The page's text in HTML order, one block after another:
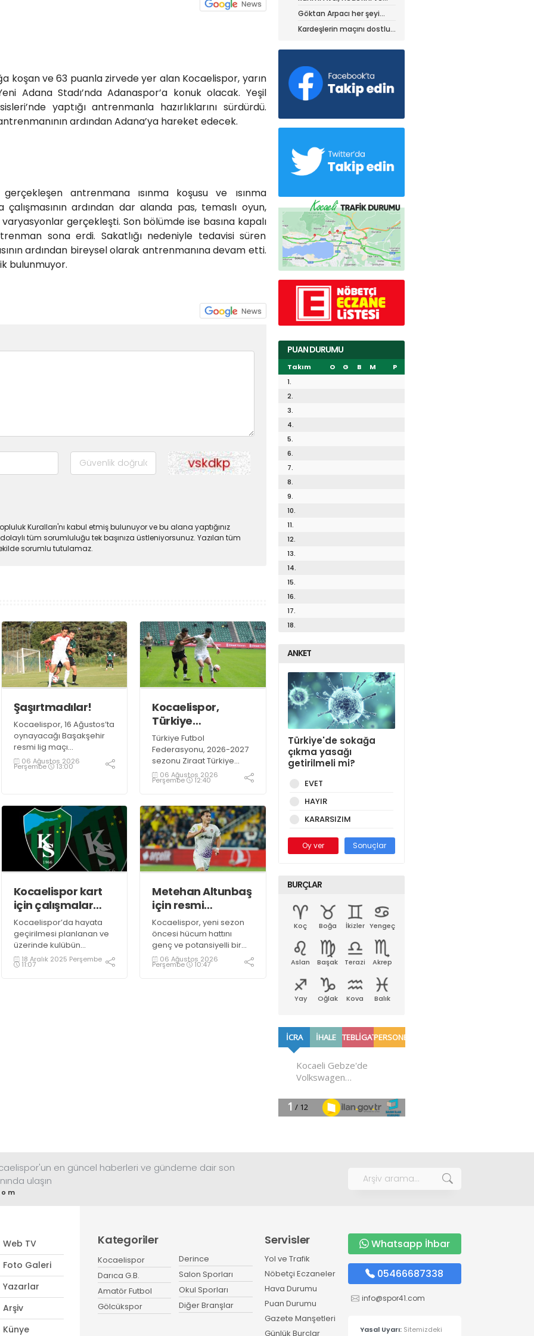
koşan ve 63 puanla zirvede yer alan Kocaelispor, yarın
Adana Stadı’nda Adanaspor’a konuk olacak. Yeşil
yaptığı antrenmanla hazırlıklarını sürdürdü.
ardından Adana’ya hareket edecek.
antrenmana ısınma koşusu ve ısınma
ardından dar alanda pas, temaslı oyun,
gerçekleşti. Son bölümde ise basına kapalı
sona erdi. Sakatlığı nedeniyle tedavisi süren
ardından bireysel olarak antrenmanına devam etti.
bulunmuyor.
Kuralları'nı kabul etmiş bulunuyor ve bu alana yaptığınız
tüm sorumluluğu tek başınıza üstleniyorsunuz. Yazılan tüm
sorumlu tutulamaz.
Şaşırtmadılar!
Kocaelispor, 16 Ağustos’ta
oynayacağı Başakşehir
resmi lig maçı
öncesindeki son hazırlık
maçında 9 Ağustos Pazar
karşılaşacak.
06 Ağustos 2026
Perşembe 13:00
Kocaelispor,
Türkiye
Kupası'ndaki ilk
maçını hangi
turda oynayacak?
Türkiye Futbol
Federasyonu, 2026-2027
sezonu Ziraat Türkiye
Kupası maç takvimini
duyurdu. İlk düdük 15-17
arasında oynanacak 1.
Eleme Turu
karşılaşmalarıyla çalacak.
06 Ağustos 2026
Perşembe 12:40
Kocaelispor kart
için çalışmalar
sürüyor!
Kocaelispor’da hayata
geçirilmesi planlanan ve
üzerinde kulübün
logosunun olacağı kredi
kartı ile ilgili çalışmalar
18 Aralık 2025 Perşembe
11:07
Metehan Altunbaş
için resmi
açıklama
bekleniyor
Kocaelispor, yeni sezon
öncesi hücum hattını
genç ve potansiyelli bir
isimle güçlendirmeye
hazırlanıyor. Yeşil
06 Ağustos 2026
Perşembe 10:47
stratejisini paylaştı
Göktan Arpacı her şeyi
yaptı, ama?
Kardeşlerin maçını dostluk
PUAN DURUMU
Takım O G B M
P
1.
2.
3.
4.
5.
6.
7.
8.
9.
10.
11.
12.
13.
14.
15.
16.
17.
18.
ANKET
Türkiye'de sokağa
çıkma yasağı
getirilmeli mi?
EVET
HAYIR
KARARSIZIM
Oy ver Sonuçlar
BURÇLAR
Koç Boğa İkizler Yengeç
Aslan Başak Terazi Akrep
Yay Oğlak Kova Balık
en güncel haberleri ve gündeme dair son
ulaşın
Web TV
Foto Galeri
Yazarlar
Arşiv
Künye
Kategoriler
Kocaelispor
Darıca G.B.
Amatör Futbol
Gölcükspor
Derince
Salon Sporları
Okul Sporları
Diğer Branşlar
Servisler
Yol ve Trafik
Nöbetçi Eczaneler
Hava Durumu
Puan Durumu
Gazete Manşetleri
Günlük Burçlar
Whatsapp İhbar
05466687338
info@spor41.com
Yasal Uyarı: Sitemizdeki